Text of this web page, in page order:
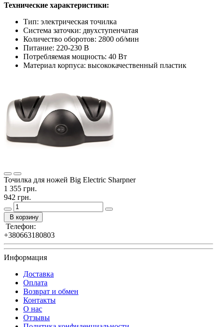
Технические характеристики:
Тип: электрическая точилка
Система заточки: двухступенчатая
Количество оборотов: 2800 об/мин
Питание: 220-230 В
Потребляемая мощность: 40 Вт
Материал корпуса: высококачественный пластик
Точилка для ножей Big Electric Sharpner
1 355 грн.
942 грн.
В корзину
Телефон:
+380663180803
Информация
Доставка
Оплата
Возврат и обмен
Контакты
О нас
Отзывы